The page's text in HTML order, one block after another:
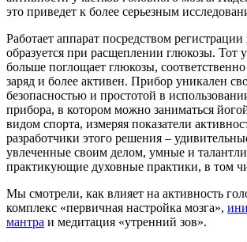
это приведет к более серьезным
Работает аппарат посредством регистрации
образуется при расщеплении глюкозы. Тот
больше поглощает глюкозы,
заряд и более активен. Прибор уникален
безопасностью и простотой в
прибора, в котором можно заниматься
видом спорта, измеряя показатели
разработчики этого решения –
увлеченные своим делом, умные и
практикующие духовные практики, в том
Мы смотрели, как влияет на активность
комплекс «первичная настройка мозга»,
мантра и медитация «утренний зов».